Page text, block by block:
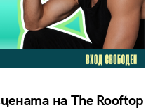
на The Rooftop